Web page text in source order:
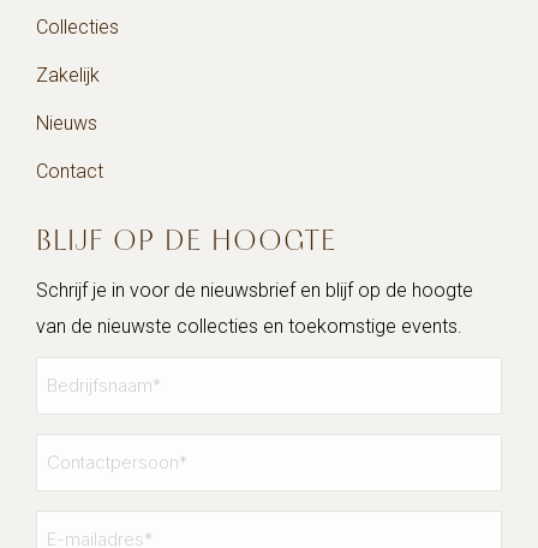
Collecties
Zakelijk
Nieuws
Contact
BLIJF OP DE HOOGTE
Schrijf je in voor de nieuwsbrief en blijf op de hoogte
van de nieuwste collecties en toekomstige events.